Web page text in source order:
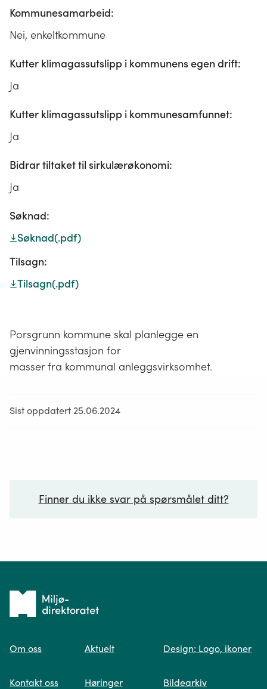
Kommunesamarbeid:
Nei, enkeltkommune
Kutter klimagassutslipp i kommunens egen drift:
Ja
Kutter klimagassutslipp i kommunesamfunnet:
Ja
Bidrar tiltaket til sirkulærøkonomi:
Ja
Søknad:
Søknad(.pdf)
Tilsagn:
Tilsagn(.pdf)
Porsgrunn kommune skal planlegge en
gjenvinningsstasjon for
masser fra kommunal anleggsvirksomhet.
Sist oppdatert 25.06.2024
Finner du ikke svar på spørsmålet ditt?
Spør oss
Tilbake
forsiden
Om oss
Kontakt oss
Aktuelt
Høringer
Design: Logo, ikoner
Bildearkiv